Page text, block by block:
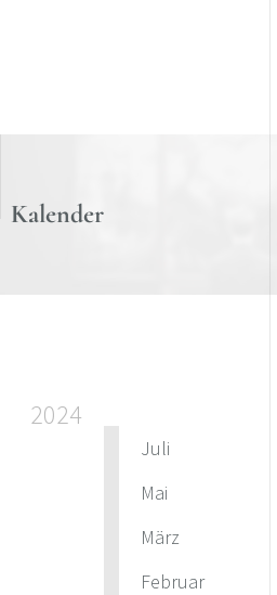
Kalender
2024
Juli
Mai
März
Februar